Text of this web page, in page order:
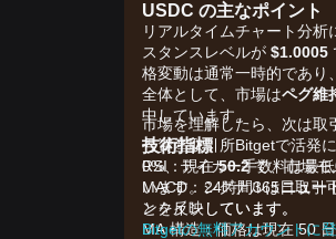
USDC の主なポイント
リアルタイムチャート分
スタンスレベルが $1.0005
格変動は通常一時的であり
全体として、市場はペグ維
中しています。
技術指標
RSI：現在50.2で、市場モ
MACD：シグナルはニュー
とを反映しています。
MA 構造：価格は現在 50
市場を理解したら、次は取
号資産取引所Bitgetで活発
0%、テイカー手数料は最
います。24時間365日取引
ンクインしています。
Bitgetの無料アカウントに